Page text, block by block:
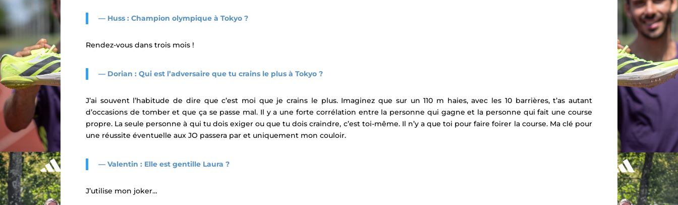
— Huss : Champion olympique à Tokyo ?
Rendez-vous dans trois mois !
— Dorian : Qui est l’adversaire que tu crains le plus à Tokyo ?
J’ai souvent l’habitude de dire que c’est moi que je crains le plus. Imaginez que sur un 110 m haies, avec les 10 barrières, t’as autant
d’occasions de tomber et que ça se passe mal. Il y a une forte corrélation entre la personne qui gagne et la personne qui fait une course
propre. La seule personne à qui tu dois exiger ou que tu dois craindre, c’est toi-même. Il n’y a que toi pour faire foirer la course. Ma clé pour
une réussite éventuelle aux JO passera par et uniquement mon couloir.
— Valentin : Elle est gentille Laura ?
J’utilise mon joker…